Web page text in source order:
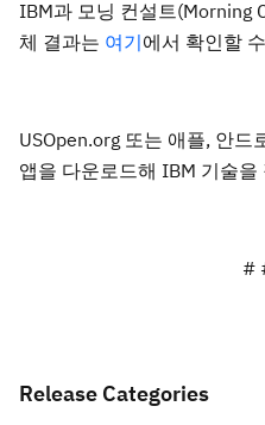
IBM과 모닝 컨설트(Morning
체 결과는 여기에서 확인할
USOpen.org 또는 애플, 안드
앱을 다운로드해 IBM 기술을
#
Release Categories